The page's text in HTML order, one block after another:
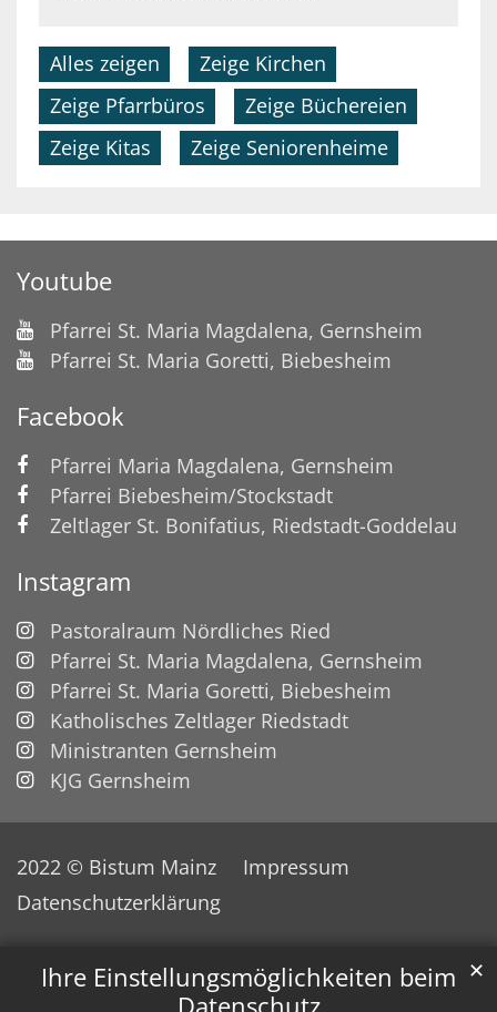
Ihre Einstellungsmöglichkeiten beim ✕
Alles zeigen
Zeige Kirchen
Zeige Pfarrbüros
Zeige Büchereien
Zeige Kitas
Zeige Seniorenheime
Youtube
Pfarrei St. Maria Magdalena, Gernsheim
Pfarrei St. Maria Goretti, Biebesheim
Facebook
Pfarrei Maria Magdalena, Gernsheim
Pfarrei Biebesheim/Stockstadt
Zeltlager St. Bonifatius, Riedstadt-Goddelau
Instagram
Pastoralraum Nördliches Ried
Pfarrei St. Maria Magdalena, Gernsheim
Pfarrei St. Maria Goretti, Biebesheim
Katholisches Zeltlager Riedstadt
Ministranten Gernsheim
KJG Gernsheim
2022 © Bistum Mainz
Impressum
Datenschutzerklärung